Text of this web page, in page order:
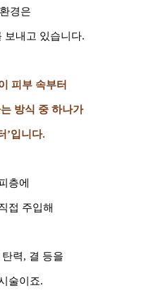
경은
보내고 있습니다.
피부 속부터
방식 중 하나가
’입니다.
층에
접 주입해
력, 결 등을
술이죠.